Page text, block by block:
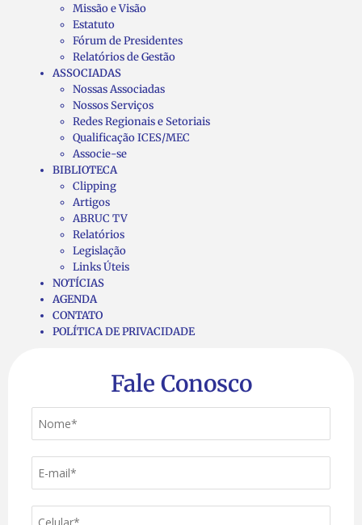
Missão e Visão
Estatuto
Fórum de Presidentes
Relatórios de Gestão
ASSOCIADAS
Nossas Associadas
Nossos Serviços
Redes Regionais e Setoriais
Qualificação ICES/MEC
Associe-se
BIBLIOTECA
Clipping
Artigos
ABRUC TV
Relatórios
Legislação
Links Úteis
NOTÍCIAS
AGENDA
CONTATO
POLÍTICA DE PRIVACIDADE
Fale Conosco